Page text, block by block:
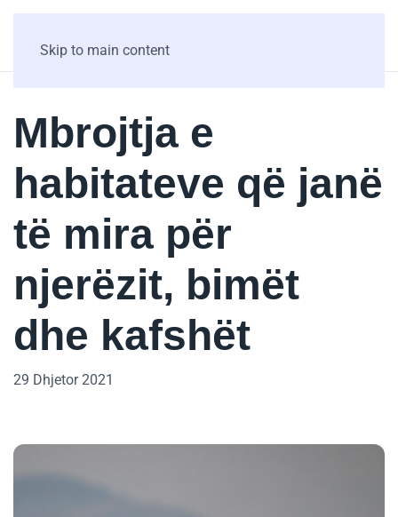
Skip to main content
Mbrojtja e
habitateve që janë
të mira për
njerëzit, bimët
dhe kafshët
29 Dhjetor 2021